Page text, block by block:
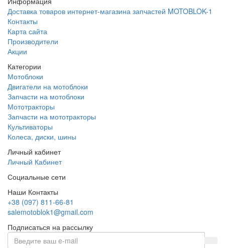
Доставка товаров интернет-магазина запчастей MOTOBLOK-1
Контакты
Карта сайта
Производители
Акции
Категории
Мотоблоки
Двигатели на мотоблоки
Запчасти на мотоблоки
Мототракторы
Запчасти на мототракторы
Культиваторы
Колеса, диски, шины
Личный кабинет
Личный Кабинет
Социальные сети
Наши Контакты
+38 (097) 811-66-81
salemotoblok1@gmail.com
Подписаться на рассылку